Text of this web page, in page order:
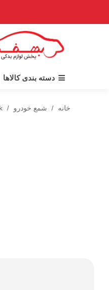
دسته بندی کالاها
خانه / شمع خودرو /